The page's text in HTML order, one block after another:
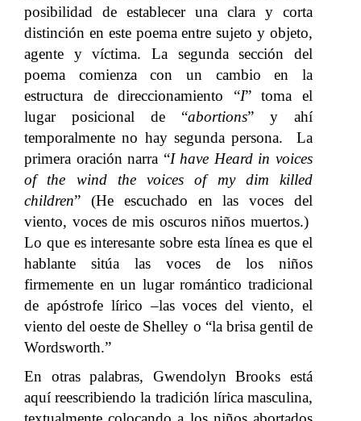
posibilidad de establecer una clara y corta
distinción en este poema entre sujeto y objeto,
agente y víctima. La segunda sección del
poema comienza con un cambio en la
estructura de direccionamiento “I” toma el
lugar posicional de “abortions” y ahí
temporalmente no hay segunda persona. La
primera oración narra “I have Heard in voices
of the wind the voices of my dim killed
children” (He escuchado en las voces del
viento, voces de mis oscuros niños muertos.)
Lo que es interesante sobre esta línea es que el
hablante sitúa las voces de los niños
firmemente en un lugar romántico tradicional
de apóstrofe lírico –las voces del viento, el
viento del oeste de Shelley o “la brisa gentil de
Wordsworth.”
En otras palabras, Gwendolyn Brooks está
aquí reescribiendo la tradición lírica masculina,